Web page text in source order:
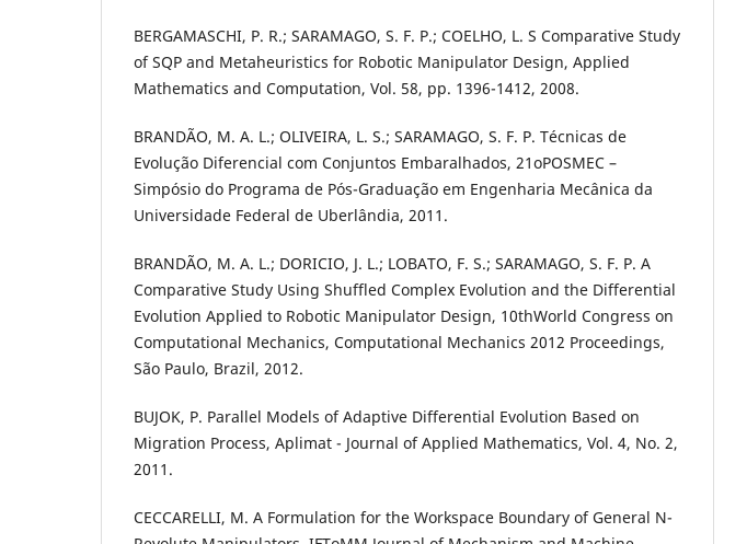
BERGAMASCHI, P. R.; SARAMAGO, S. F. P.; COELHO, L. S Comparative Study
of SQP and Metaheuristics for Robotic Manipulator Design, Applied
Mathematics and Computation, Vol. 58, pp. 1396-1412, 2008.
BRANDÃO, M. A. L.; OLIVEIRA, L. S.; SARAMAGO, S. F. P. Técnicas de
Evolução Diferencial com Conjuntos Embaralhados, 21oPOSMEC –
Simpósio do Programa de Pós-Graduação em Engenharia Mecânica da
Universidade Federal de Uberlândia, 2011.
BRANDÃO, M. A. L.; DORICIO, J. L.; LOBATO, F. S.; SARAMAGO, S. F. P. A
Comparative Study Using Shuffled Complex Evolution and the Differential
Evolution Applied to Robotic Manipulator Design, 10thWorld Congress on
Computational Mechanics, Computational Mechanics 2012 Proceedings,
São Paulo, Brazil, 2012.
BUJOK, P. Parallel Models of Adaptive Differential Evolution Based on
Migration Process, Aplimat - Journal of Applied Mathematics, Vol. 4, No. 2,
2011.
CECCARELLI, M. A Formulation for the Workspace Boundary of General N-